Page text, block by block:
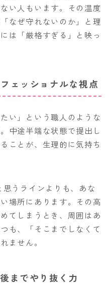
い人もいます。その温度
なぜ守れないのか」と理
は「厳格すぎる」と映っ
ェッショナルな視点
い」という職人のような
中途半端な状態で提出し
ことが、生理的に気持ち
うラインよりも、あな
場所にあります。その高
てしまうとき、周囲はあ
も、「そこまでしなくて
ません。
までやり抜く力